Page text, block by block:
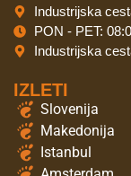
Industrijska
PON - PET:
Industrijska
IZLETI
Slovenija
Makedonija
Istanbul